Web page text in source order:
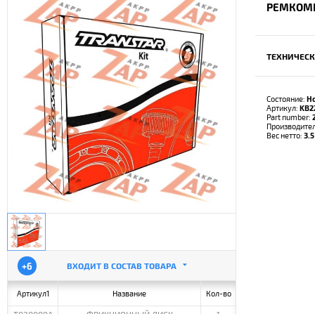
+6 ВХОДИТ В СОСТАВ ТОВАРА
Артикул1 Название Кол-во
Состояние:
Артикул:
Part number:
Вес нетто: 3.5